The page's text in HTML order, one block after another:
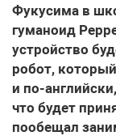
Фукусима в
гуманоид
устройство
робот,
и по-
что будет
пообещал